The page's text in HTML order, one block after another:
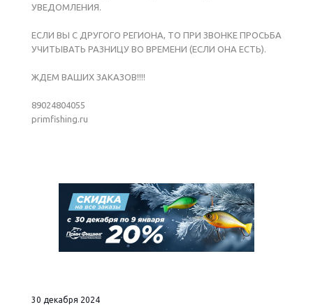
УВЕДОМЛЕНИЯ.
ЕСЛИ ВЫ С ДРУГОГО РЕГИОНА, ТО ПРИ ЗВОНКЕ ПРОСЬБА
УЧИТЫВАТЬ РАЗНИЦУ ВО ВРЕМЕНИ (ЕСЛИ ОНА ЕСТЬ).
ЖДЕМ ВАШИХ ЗАКАЗОВ!!!!
89024804055
primfishing.ru
30 декабря 2024